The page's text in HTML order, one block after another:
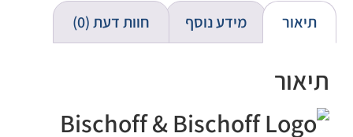
תיאור מידע נוסף חוות דעת (0)
תיאור